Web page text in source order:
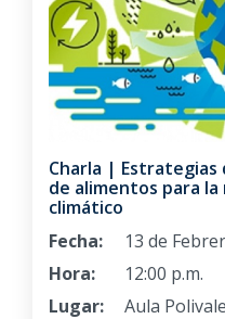
Charla | Estrategias
de alimentos para
climático
Fecha:
13 de
Hora:
12:00 p.m.
Lugar:
Aula